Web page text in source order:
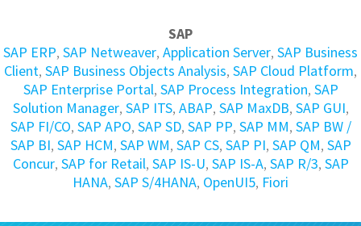
SAP
SAP ERP, SAP Netweaver, Application Server, SAP Business
Client, SAP Business Objects Analysis, SAP Cloud Platform,
SAP Enterprise Portal, SAP Process Integration, SAP
Solution Manager, SAP ITS, ABAP, SAP MaxDB, SAP GUI,
SAP FI/CO, SAP APO, SAP SD, SAP PP, SAP MM, SAP BW /
SAP BI, SAP HCM, SAP WM, SAP CS, SAP PI, SAP QM, SAP
Concur, SAP for Retail, SAP IS-U, SAP IS-A, SAP R/3, SAP
HANA, SAP S/4HANA, OpenUI5, Fiori